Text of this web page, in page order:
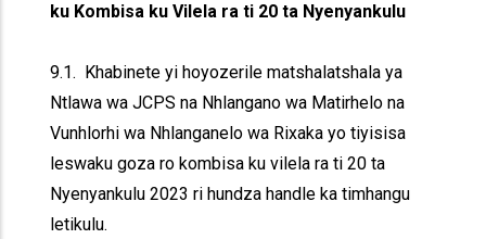
ku Kombisa ku Vilela ra ti 20 ta Nyenyankulu
9.1. Khabinete yi hoyozerile matshalatshala ya
Ntlawa wa JCPS na Nhlangano wa Matirhelo na
Vunhlorhi wa Nhlanganelo wa Rixaka yo tiyisisa
leswaku goza ro kombisa ku vilela ra ti 20 ta
Nyenyankulu 2023 ri hundza handle ka timhangu
letikulu.